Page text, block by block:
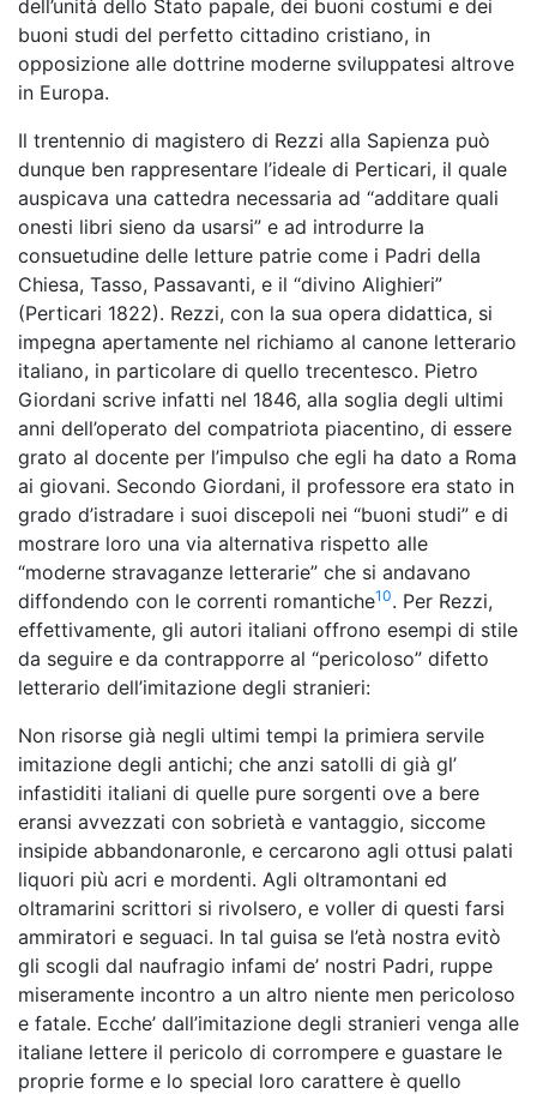
dell’unità dello Stato papale, dei buoni costumi e dei
buoni studi del perfetto cittadino cristiano, in
opposizione alle dottrine moderne sviluppatesi altrove
in Europa.
Il trentennio di magistero di Rezzi alla Sapienza può
dunque ben rappresentare l’ideale di Perticari, il quale
auspicava una cattedra necessaria ad “additare quali
onesti libri sieno da usarsi” e ad introdurre la
consuetudine delle letture patrie come i Padri della
Chiesa, Tasso, Passavanti, e il “divino Alighieri”
(Perticari 1822). Rezzi, con la sua opera didattica, si
impegna apertamente nel richiamo al canone letterario
italiano, in particolare di quello trecentesco. Pietro
Giordani scrive infatti nel 1846, alla soglia degli ultimi
anni dell’operato del compatriota piacentino, di essere
grato al docente per l’impulso che egli ha dato a Roma
ai giovani. Secondo Giordani, il professore era stato in
grado d’istradare i suoi discepoli nei “buoni studi” e di
mostrare loro una via alternativa rispetto alle
“moderne stravaganze letterarie” che si andavano
diffondendo con le correnti romantiche10. Per Rezzi,
effettivamente, gli autori italiani offrono esempi di stile
da seguire e da contrapporre al “pericoloso” difetto
letterario dell’imitazione degli stranieri:
Non risorse già negli ultimi tempi la primiera servile
imitazione degli antichi; che anzi satolli di già gl’
infastiditi italiani di quelle pure sorgenti ove a bere
eransi avvezzati con sobrietà e vantaggio, siccome
insipide abbandonaronle, e cercarono agli ottusi palati
liquori più acri e mordenti. Agli oltramontani ed
oltramarini scrittori si rivolsero, e voller di questi farsi
ammiratori e seguaci. In tal guisa se l’età nostra evitò
gli scogli dal naufragio infami de’ nostri Padri, ruppe
miseramente incontro a un altro niente men pericoloso
e fatale. Ecche’ dall’imitazione degli stranieri venga alle
italiane lettere il pericolo di corrompere e guastare le
proprie forme e lo special loro carattere è quello